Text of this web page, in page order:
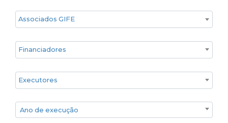
Associados GIFE
Financiadores
Executores
Ano de execução
Ano de execução